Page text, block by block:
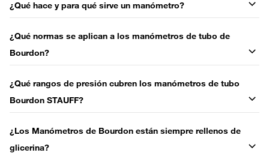
¿Qué hace y para qué sirve un manómetro?
¿Qué normas se aplican a los manómetros de tubo de
Bourdon?
¿Qué rangos de presión cubren los manómetros de tubo
Bourdon STAUFF?
¿Los Manómetros de Bourdon están siempre rellenos de
glicerina?